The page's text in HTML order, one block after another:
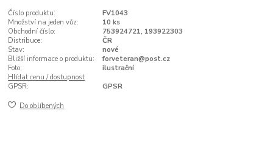
Číslo produktu:
FV1043
Množství na jeden vůz:
10 ks
Obchodní číslo:
753924721, 193922303
Distribuce:
ČR
Stav:
nové
Bližší informace o produktu:
forveteran@post.cz
Foto:
ilustrační
Hlídat cenu / dostupnost
GPSR:
GPSR
Do oblíbených